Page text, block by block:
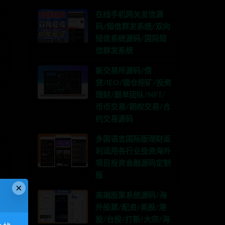
在线手机网关发信源
码/短信群发系统/双向
短信系统源码/国际短
信群发系统
新交易所源码/借
贷/IEO/锁仓挖矿/投资
理财/跟单团队/NFT/
币币交易/期权交易/合
约交易源码
多国语言国际版理财返
利适用各行业投资海外
项目投资金融源码定制
版
高端股票系统源码/海
外股票/配资/美股/港
股/台股/打新/大宗/海
×